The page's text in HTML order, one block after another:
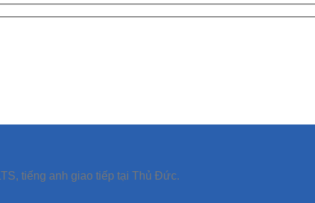
tiếng anh giao tiếp tại Thủ Đức.